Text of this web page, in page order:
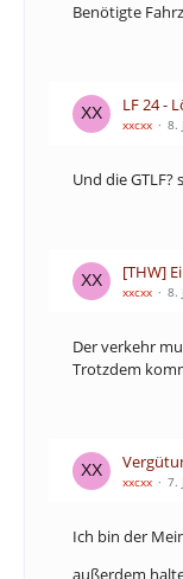
Benötigte
LF 24 -
xxcxx 8.
Und die
[THW]
xxcxx 8.
Der verkehr
Trotzdem
xxcxx 7.
Ich bin der
außerdem